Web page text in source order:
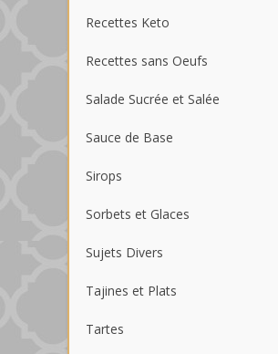
Recettes Keto
Recettes sans Oeufs
Salade Sucrée et Salée
Sauce de Base
Sirops
Sorbets et Glaces
Sujets Divers
Tajines et Plats
Tartes